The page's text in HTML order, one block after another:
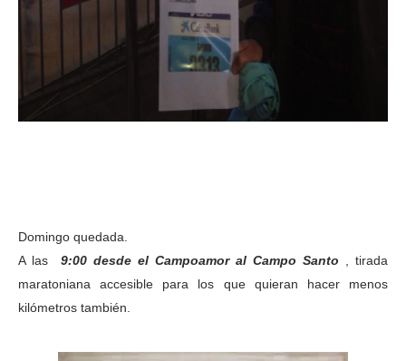
Domingo quedada.
A las
9:00 desde el Campoamor al Campo Santo
, tirada
maratoniana accesible para los que quieran hacer menos
kilómetros también.